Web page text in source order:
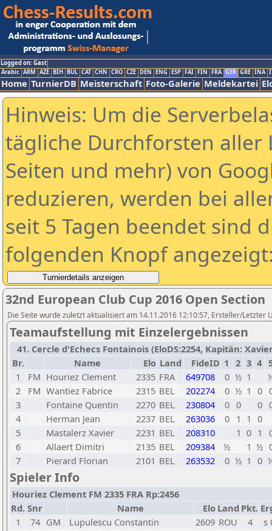
Logged on: Gast
Arabic ARM AZE BIH BUL CAT CHN CRO CZE DEN ENG ESP FAI FIN FRA GER GRE INA
Home TurnierDB Meisterschaft Foto-Galerie Meldekartei
Hinweis: Um die
tägliche Durchforsten aller
Seiten und mehr) von
reduzieren, werden bei
seit 5 Tagen beendet sind
folgenden Knopf
32nd European Club Cup 2016 Open Section
Die Seite wurde zuletzt aktualisiert am 14.11.2016 12:10:57, Ersteller/Letzter
Teamaufstellung mit Einzelergebnissen
41. Cercle d'Echecs Fontainois (EloDS:2254, Kapitän:
Br.
Name Elo Land FideID 1 2 3 4
1
FM Houriez Clement 2335 FRA 649708 0 ½ 1
2
FM Wantiez Fabrice 2315 BEL 202274 0 ½ 1 0
3
Fontaine Quentin 2270 BEL 230804 0 0 0
4
Herman Jean 2237 BEL 263036 0 1 1 0
5
Mastalerz Xavier 2231 BEL 208310 1 0 1
6
Allaert Dimitri 2135 BEL 209384 ½ 1 ½
7
Pierard Florian 2101 BEL 263532 0 ½ 1 0
Spieler Info
Houriez Clement FM 2335 FRA Rp:2456
Rd. Snr Name Elo Land Pkt.
1
74 GM Lupulescu Constantin 2609 ROU 4
s